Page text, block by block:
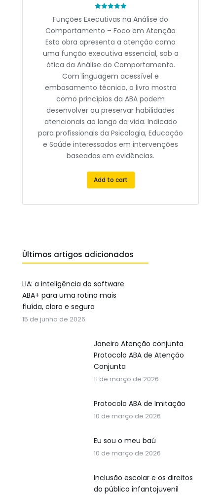
0
of
Funções Executivas na Análise do
Comportamento – Foco em Atenção
Esta obra apresenta a atenção como
uma função executiva essencial, sob a
ótica da Análise do Comportamento.
Com linguagem acessível e
embasamento técnico, o livro mostra
como princípios da ABA podem
desenvolver ou preservar habilidades
atencionais ao longo da vida. Indicado
para profissionais da Psicologia, Educação
e Saúde interessados em intervenções
baseadas em evidências.
Add to cart
Últimos artigos adicionados
LIA: a inteligência do software
ABA+ para uma rotina mais
fluída, clara e segura
15 de junho de 2026
Janeiro Atenção conjunta
Protocolo ABA de Atenção
Conjunta
11 de março de 2026
Protocolo ABA de Imitação
10 de março de 2026
Eu sou o meu baú
10 de março de 2026
Inclusão escolar e os direitos
do público infantojuvenil